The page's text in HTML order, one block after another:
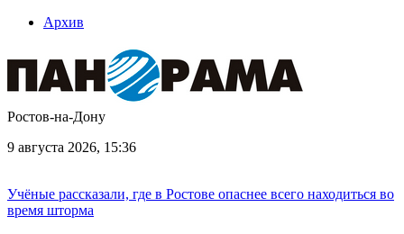
Архив
Ростов-на-Дону
9 августа 2026, 15:36
Учёные рассказали, где в Ростове опаснее всего находиться во
время шторма